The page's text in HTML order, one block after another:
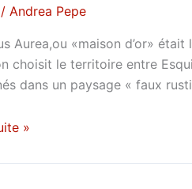
/ Andrea Pepe
Aurea,ou «maison d’or»
choisit le territoire entre
dans un paysage « faux
»